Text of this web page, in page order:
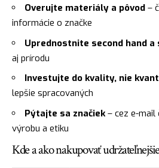
Overujte materiály a pôvod –
informácie o značke
Uprednostnite second hand a
aj prírodu
Investujte do kvality, nie
lepšie spracovaných
Pýtajte sa značiek– cez e-mail
výrobu a etiku
Kde a ako nakupovať